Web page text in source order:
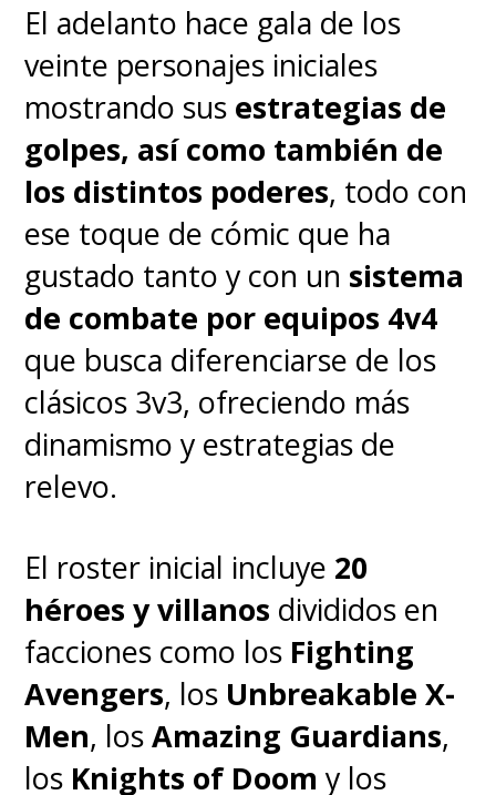
El adelanto hace gala de los
veinte personajes iniciales
mostrando sus estrategias de
golpes, así como también de
los distintos poderes, todo con
ese toque de cómic que ha
gustado tanto y con un sistema
de combate por equipos 4v4
que busca diferenciarse de los
clásicos 3v3, ofreciendo más
dinamismo y estrategias de
relevo.
El roster inicial incluye 20
héroes y villanos divididos en
facciones como los Fighting
Avengers, los Unbreakable X-
Men, losAmazing Guardians,
los Knights of Doom y los